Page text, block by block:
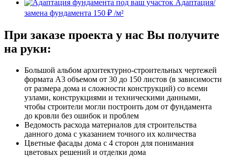
Адаптация/
замена фундамента 150 ₽ /м²
При заказе проекта у нас Вы получите
на руки:
Большой альбом архитектурно-строительных чертежей
формата А3 объемом от 30 до 150 листов (в зависимости
от размера дома и сложности конструкций) со всеми
узлами, конструкциями и техническими данными,
чтобы строители могли построить дом от фундамента
до кровли без ошибок и проблем
Ведомость расхода материалов для строительства
данного дома с указанием точного их количества
Цветные фасады дома с 4 сторон для понимания
цветовых решений и отделки дома